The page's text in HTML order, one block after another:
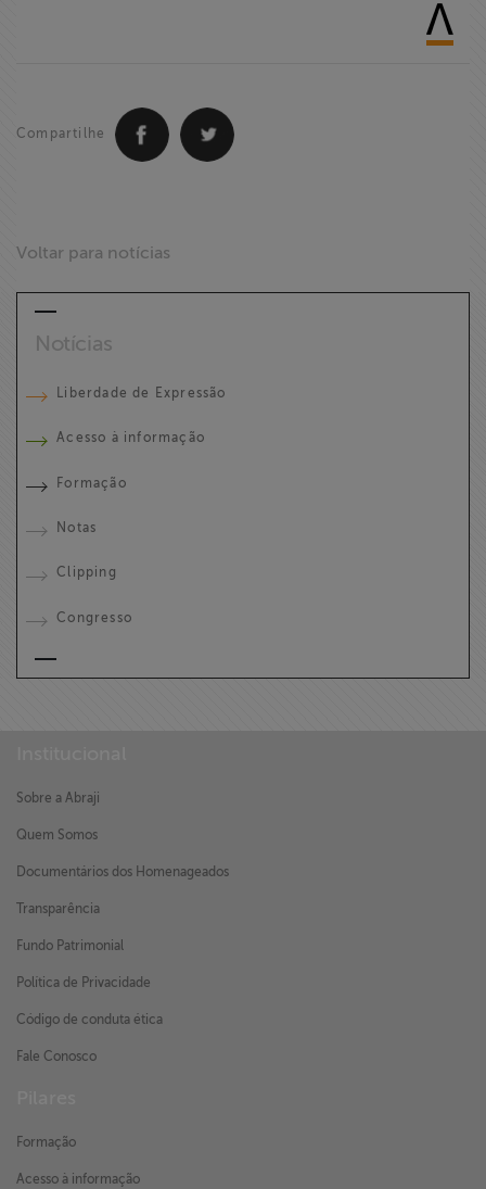
Compartilhe
Voltar para notícias
Notícias
Liberdade de Expressão
Acesso à informação
Formação
Notas
Clipping
Congresso
Sobre a Abraji
Quem Somos
Documentários dos Homenageados
Transparência
Fundo Patrimonial
Política de Privacidade
Código de conduta ética
Fale Conosco
Formação
Acesso à informação